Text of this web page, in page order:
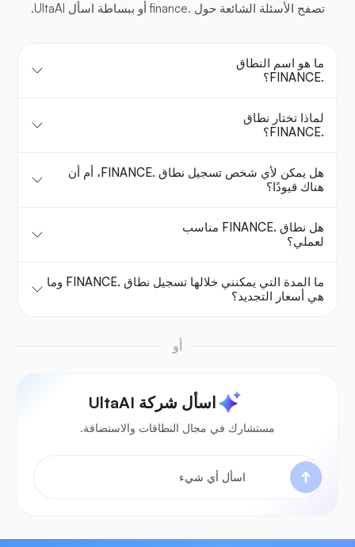
تصفح الأسئلة الشائعة حول .finance أو ببساطة اسأل UltaAI.
ما هو اسم النطاق
.FINANCE؟
لماذا تختار نطاق
.FINANCE؟
هل يمكن لأي شخص تسجيل نطاق .FINANCE، أم أن
هناك قيودًا؟
هل نطاق .FINANCE مناسب
لعملي؟
ما المدة التي يمكنني خلالها تسجيل نطاق .FINANCE وما
هي أسعار التجديد؟
أو
اسأل شركة UltaAI
مستشارك في مجال النطاقات والاستضافة.